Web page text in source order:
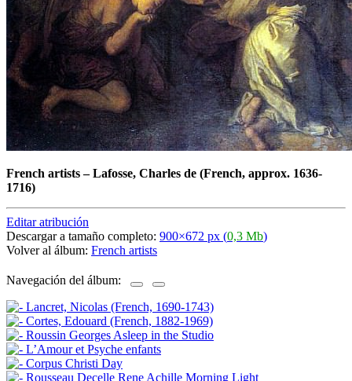
French artists–Lafosse, Charles de (French, approx. 1636-
1716)
Editar atribución
Descargar a tamaño completo: 900×672 px (0,3 Mb)
Volver al álbum: French artists
Navegación del álbum: